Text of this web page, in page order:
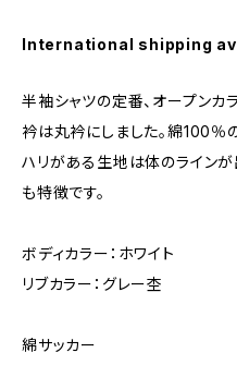
International shipping
半袖シャツの定番、オープンカ
衿は丸衿にしました。綿100％
ハリがある生地は体のラインが
も特徴です。
ボディカラー：ホワイト
リブカラー：グレー杢
綿サッカー